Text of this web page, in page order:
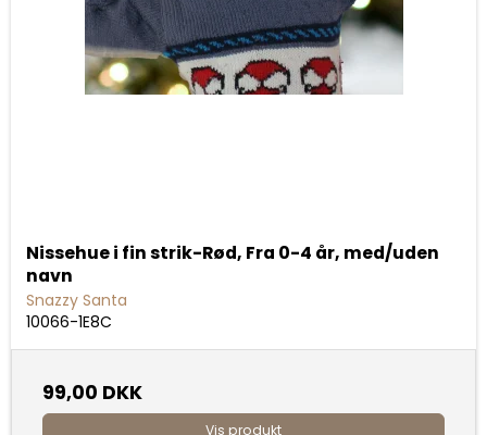
Nissehue i fin strik-Rød, Fra 0-4 år, med/uden
navn
Snazzy Santa
10066-1E8C
99,00 DKK
Vis produkt